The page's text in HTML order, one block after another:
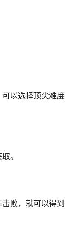
以选择顶尖难度
。
败，就可以得到